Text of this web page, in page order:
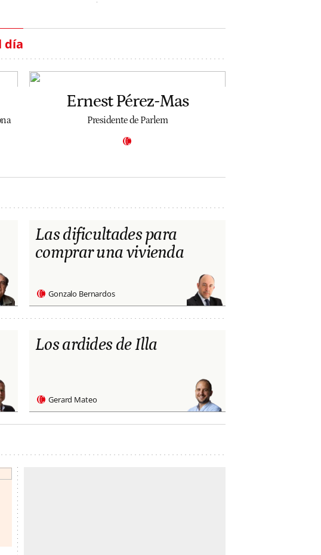
día
Ernest Pérez-Mas
Presidente de Parlem
Las dificultades para
comprar una vivienda
Gonzalo Bernardos
Los ardides de Illa
Gerard Mateo